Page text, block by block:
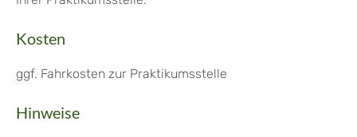
Kosten
ggf. Fahrkosten zur Praktikumsstelle
Hinweise